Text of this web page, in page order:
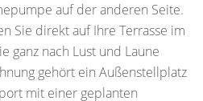
auf der anderen Seite.
Sie direkt auf Ihre Terrasse im
ganz nach Lust und Laune
gehört ein Außenstellplatz
mit einer geplanten